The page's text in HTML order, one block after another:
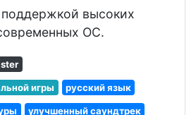
высоких
ОС.
игры русский язык
улучшенный саундтрек